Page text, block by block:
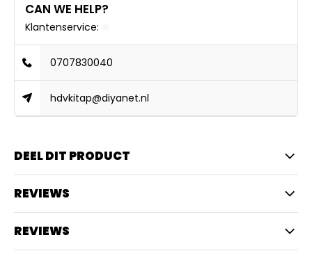
CAN WE HELP?
Klantenservice:
0707830040
hdvkitap@diyanet.nl
DEEL DIT PRODUCT
REVIEWS
REVIEWS